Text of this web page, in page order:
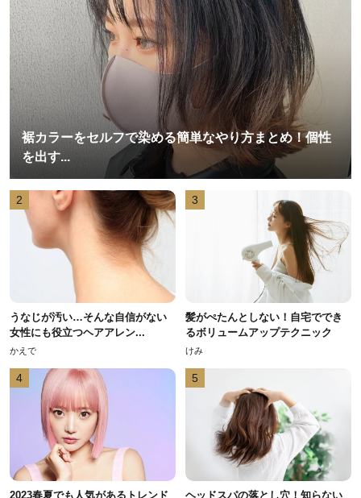
裾カラーをセルフで染める簡単なやり方まとめ！個性
を出す...
2
うなじが汚い…そんな自信がない
女性にも役立つヘアアレン...
かえで
3
髪がぺたんとしない！自宅ででき
るボリュームアップテクニック
けみ
4
2023春夏でも人気があるトレンド
5
ヘッドスパの落とし穴！知らない